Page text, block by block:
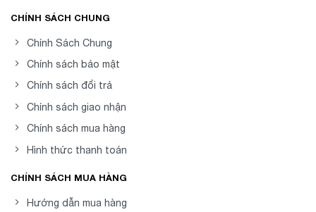
CHÍNH SÁCH CHUNG
Chính Sách Chung
Chính sách bảo mật
Chính sách đổi trả
Chính sách giao nhận
Chính sách mua hàng
Hình thức thanh toán
CHÍNH SÁCH MUA HÀNG
Hướng dẫn mua hàng